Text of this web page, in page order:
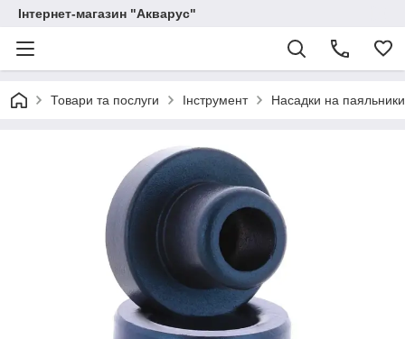
Інтернет-магазин "Акварус"
Товари та послуги Інструмент Насадки на